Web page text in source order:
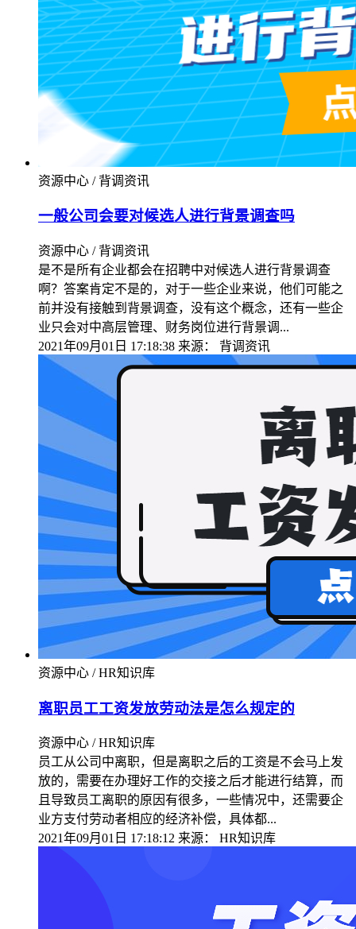
资源中心 / 背调资讯
一般公司会要对候选人进行背景调查吗
资源中心 / 背调资讯
是不是所有企业都会在招聘中对候选人进行背景调查
啊？答案肯定不是的，对于一些企业来说，他们可能之
前并没有接触到背景调查，没有这个概念，还有一些企
业只会对中高层管理、财务岗位进行背景调...
2021年09月01日 17:18:38 来源： 背调资讯
资源中心 / HR知识库
离职员工工资发放劳动法是怎么规定的
资源中心 / HR知识库
员工从公司中离职，但是离职之后的工资是不会马上发
放的，需要在办理好工作的交接之后才能进行结算，而
且导致员工离职的原因有很多，一些情况中，还需要企
业方支付劳动者相应的经济补偿，具体都...
2021年09月01日 17:18:12 来源： HR知识库